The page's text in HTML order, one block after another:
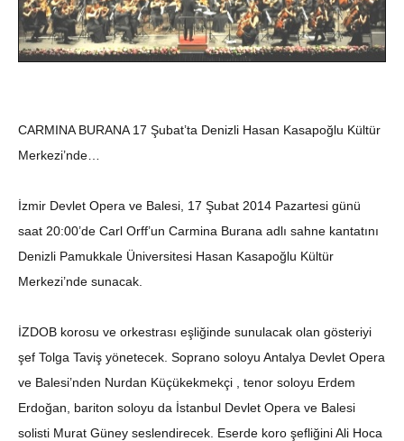
CARMINA BURANA 17 Şubat’ta Denizli Hasan Kasapoğlu Kültür
Merkezi’nde…
İzmir Devlet Opera ve Balesi, 17 Şubat 2014 Pazartesi günü
saat 20:00’de Carl Orff’un Carmina Burana adlı sahne kantatını
Denizli Pamukkale Üniversitesi Hasan Kasapoğlu Kültür
Merkezi’nde sunacak.
İZDOB korosu ve orkestrası eşliğinde sunulacak olan gösteriyi
şef Tolga Taviş yönetecek. Soprano soloyu Antalya Devlet Opera
ve Balesi’nden Nurdan Küçükekmekçi , tenor soloyu Erdem
Erdoğan, bariton soloyu da İstanbul Devlet Opera ve Balesi
solisti Murat Güney seslendirecek. Eserde koro şefliğini Ali Hoca